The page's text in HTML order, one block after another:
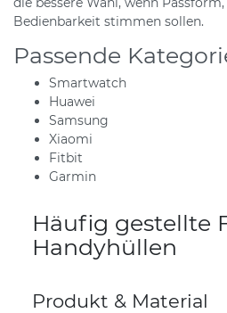
Bedienbarkeit stimmen sollen.
Passende
Smartwatch
Huawei
Samsung
Xiaomi
Fitbit
Garmin
Häufig gestellte
Handyhüllen
Produkt & Material